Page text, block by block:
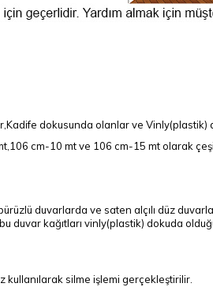
dokusunda olanlar ve Vinly(plastik)
cm-10 mt ve 106 cm-15 mt olarak
duvarlarda ve saten alçılı düz
duvar kağıtları vinly(plastik) dokuda
silme işlemi gerçekleştirilir.